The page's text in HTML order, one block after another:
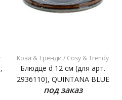
Кози & Тренди / Cosy & Trendy
Блюдце d 12 см (для арт.
2936110), QUINTANA BLUE
под заказ